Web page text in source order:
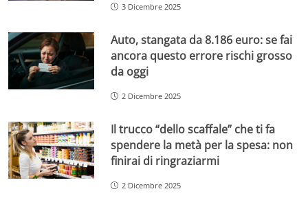
3 Dicembre 2025
Auto, stangata da 8.186 euro: se fai
ancora questo errore rischi grosso
da oggi
2 Dicembre 2025
Il trucco “dello scaffale” che ti fa
spendere la metà per la spesa: non
finirai di ringraziarmi
2 Dicembre 2025